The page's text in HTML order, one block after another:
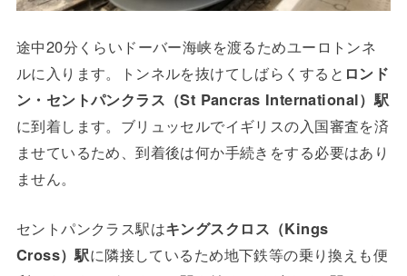
途中20分くらいドーバー海峡を渡るためユーロトンネ
ルに入ります。トンネルを抜けてしばらくすると ロンド
ン・セントパンクラス（St Pancras International）駅
に到着します。ブリュッセルでイギリスの入国審査を済
ませているため、到着後は何か手続きをする必要はあり
ません。
セントパンクラス駅はキングスクロス（Kings
Cross）駅に隣接しているため地下鉄等の乗り換えも便